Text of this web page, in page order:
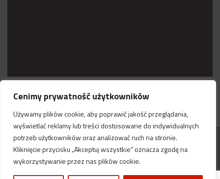
Cenimy prywatność użytkowników
Używamy plików cookie, aby poprawić jakość przeglądania,
wyświetlać reklamy lub treści dostosowane do indywidualnych
potrzeb użytkowników oraz analizować ruch na stronie.
Kliknięcie przycisku „Akceptuj wszystkie” oznacza zgodę na
wykorzystywanie przez nas plików cookie.
fire-prevent.pl© Wszystkie prawa zastrzeżone.